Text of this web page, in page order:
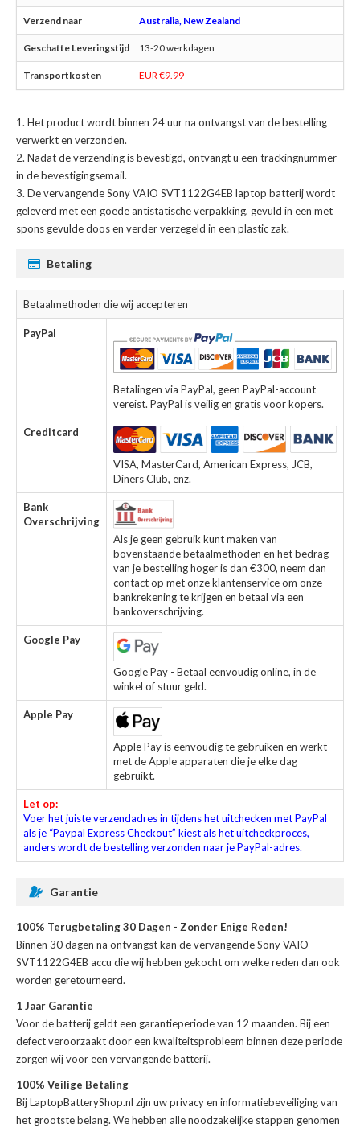
Australia, New Zealand
13-20 werkdagen
EUR €9.99
Het product wordt binnen 24 uur na ontvangst van de bestelling
verwerkt en verzonden.
Nadat de verzending is bevestigd, ontvangt u een trackingnummer
in de bevestigingsemail.
Devervangende Sony VAIO SVT1122G4EB laptop batterijwordt
geleverd met een goede antistatische verpakking, gevuld in een met
spons gevulde doos en verder verzegeld in een plastic zak.
Betaling
Betaalmethoden die wij accepteren
PayPal
Betalingen via PayPal, geen PayPal-account
vereist. PayPal is veilig en gratis voor kopers.
Creditcard
VISA, MasterCard, American Express, JCB,
Diners Club, enz.
Bank
Overschrijving
Als je geen gebruik kunt maken van
bovenstaande betaalmethoden en het bedrag
van je bestelling hoger is dan €300, neem dan
contact op met onze klantenservice om onze
bankrekening te krijgen en betaal via een
bankoverschrijving.
Google Pay
Google Pay - Betaal eenvoudig online, in de
winkel of stuur geld.
Apple Pay
Apple Pay is eenvoudig te gebruiken en werkt
met de Apple apparaten die je elke dag
gebruikt.
Let op:
Voer het juiste verzendadres in tijdens het uitchecken met PayPal
als je “Paypal Express Checkout” kiest als het uitcheckproces,
anders wordt de bestelling verzonden naar je PayPal-adres.
Garantie
100% Terugbetaling 30 Dagen - Zonder Enige Reden!
Binnen 30 dagen na ontvangst kan devervangende Sony VAIO
SVT1122G4EB accu die wij hebben gekocht om welke reden dan ook
worden geretourneerd.
1 Jaar Garantie
Voor debatterij geldt een garantieperiode van 12 maanden. Bij een
defect veroorzaakt door een kwaliteitsprobleem binnen deze periode
zorgen wij voor een vervangende batterij.
100% Veilige Betaling
Bij LaptopBatteryShop.nl zijn uw privacy en informatiebeveiliging van
het grootste belang. We hebben alle noodzakelijke stappen genomen